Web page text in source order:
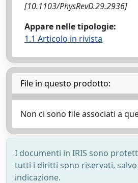
[10.1103/PhysRevD.29.2936]
Appare nelle tipologie:
1.1 Articolo in rivista
File in questo prodotto:
Non ci sono file associati a
I documenti in IRIS sono
tutti i diritti sono riservati, salvo
indicazione.